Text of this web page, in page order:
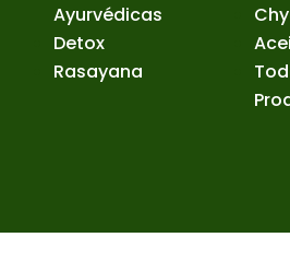
Ayurvédicas
Detox
Rasayana